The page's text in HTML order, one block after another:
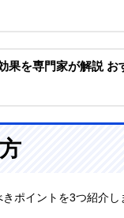
果を専門家が解説 お
ポイントを3つ紹介し